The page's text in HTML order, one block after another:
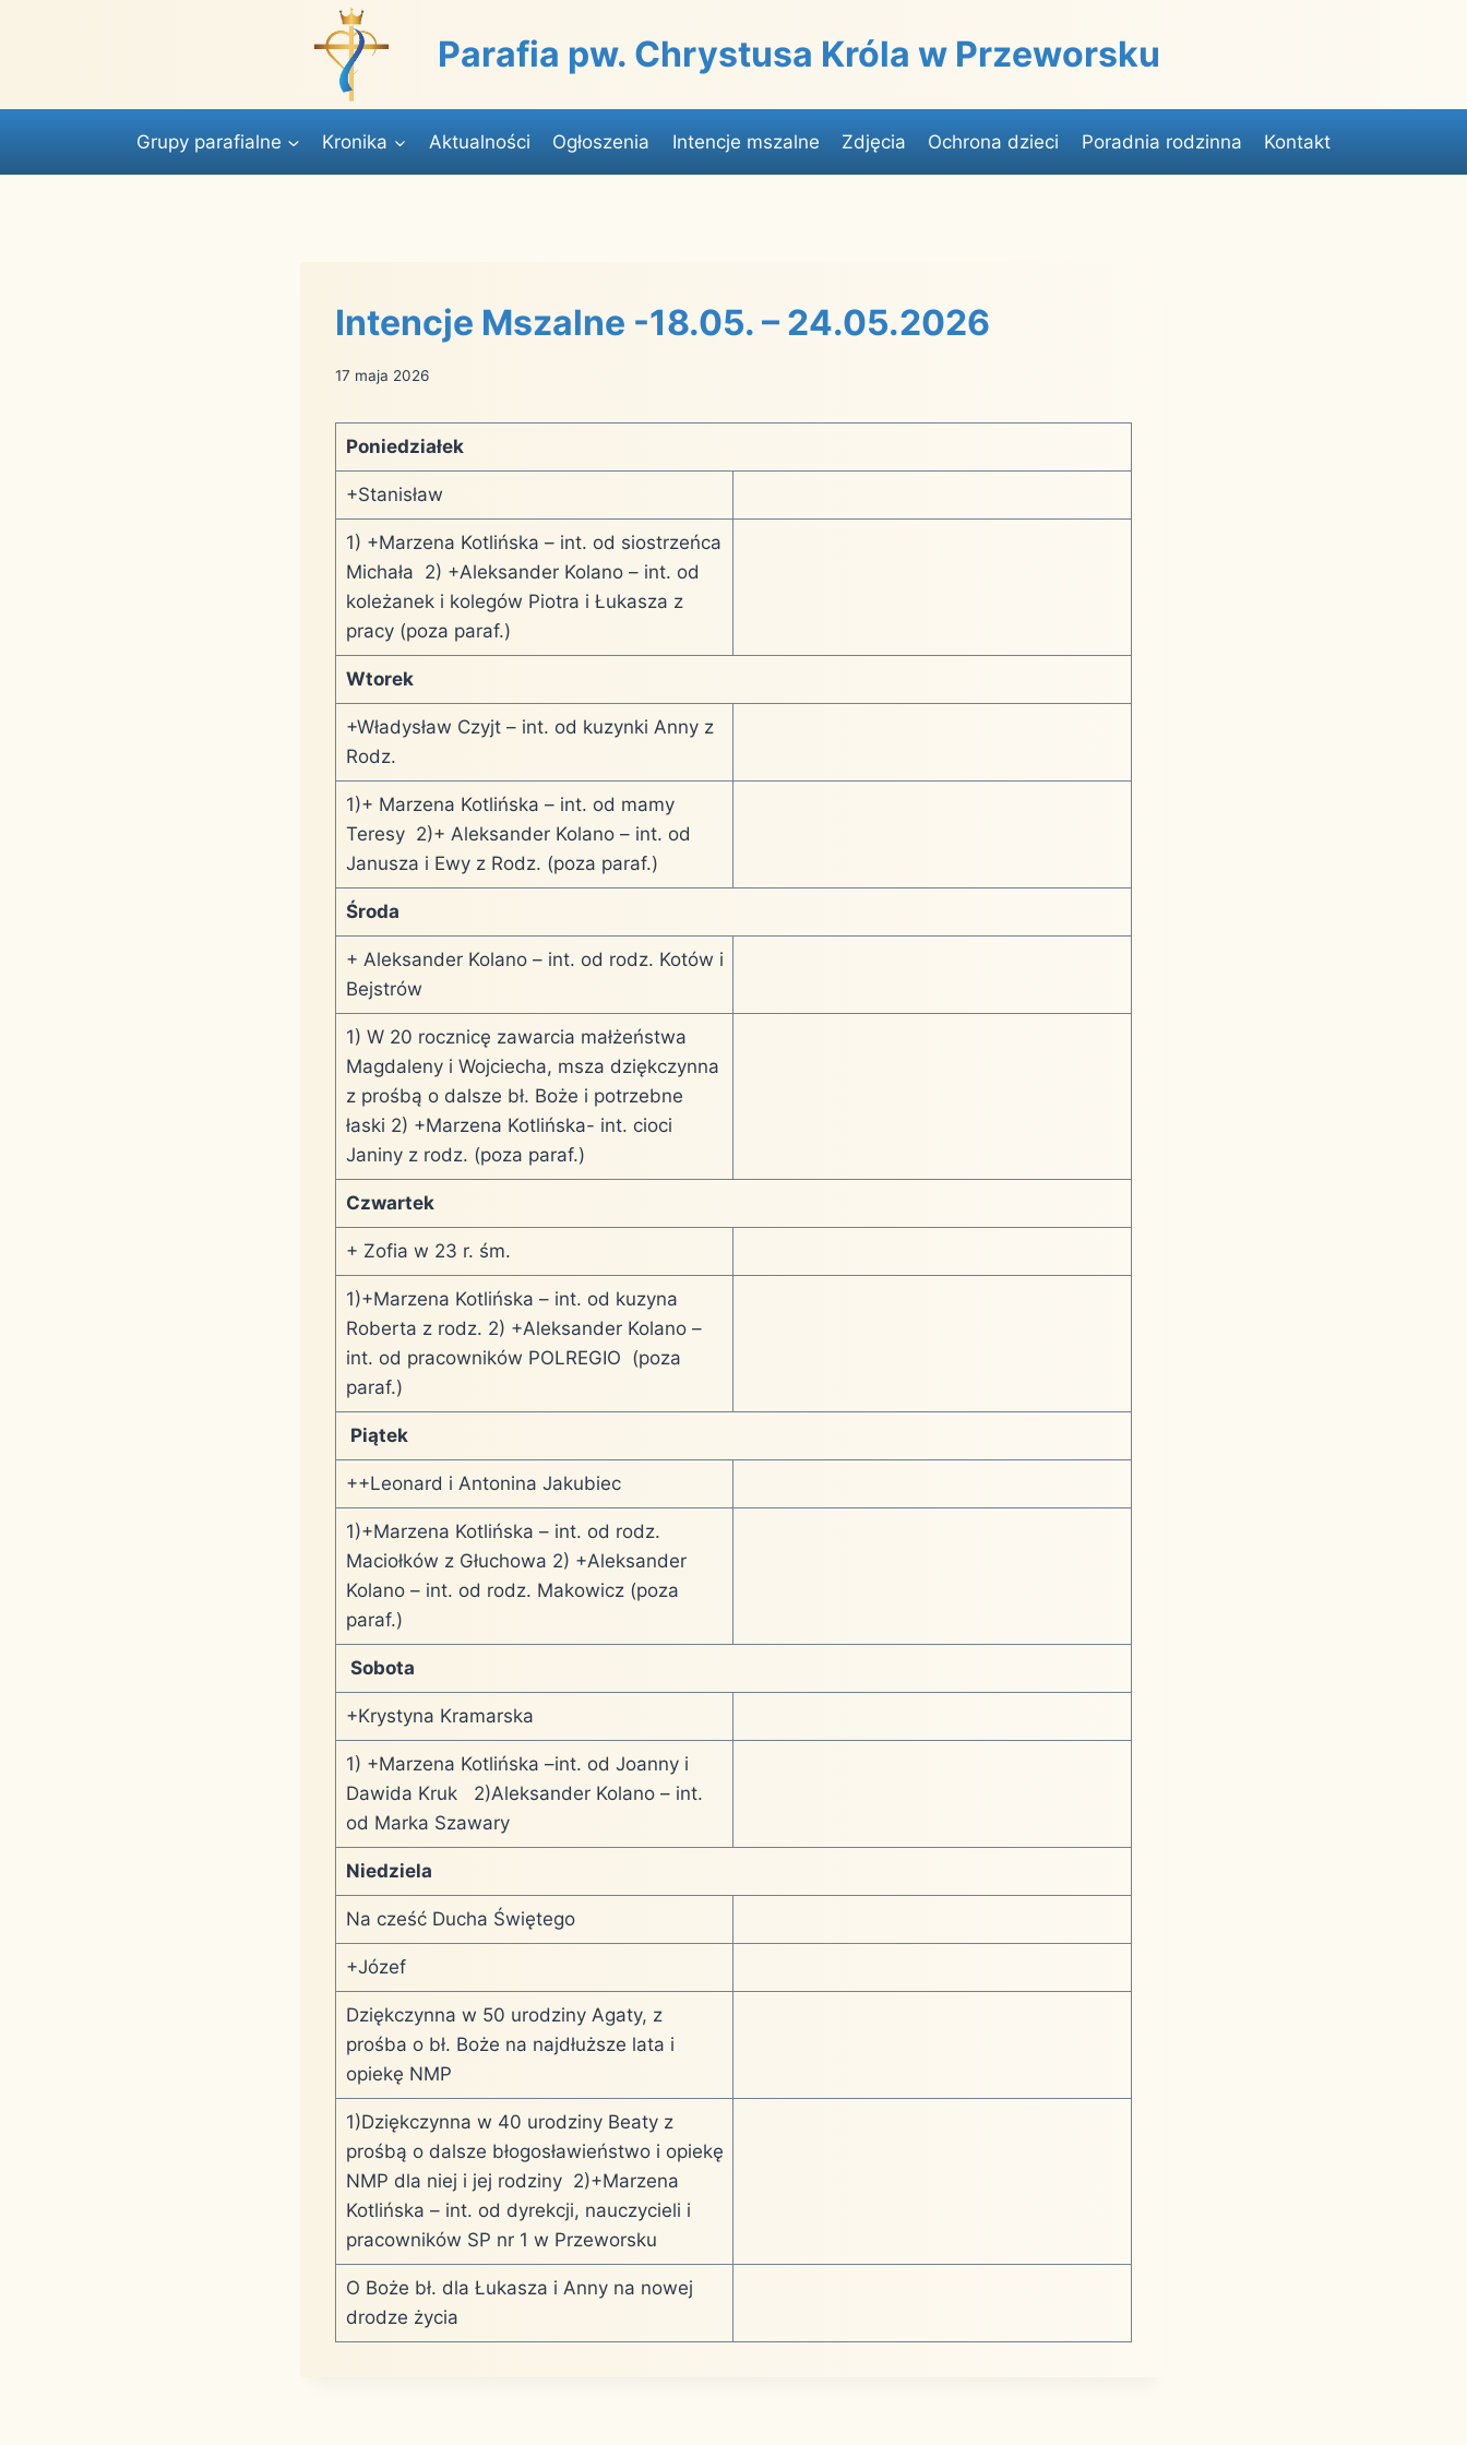
Parafia pw. Chrystusa Króla w Przeworsku
Grupy parafialne Kronika Aktualności Ogłoszenia Intencje mszalne Zdjęcia Ochrona dzieci Poradnia rodzinna Kontakt
Intencje Mszalne -18.05. – 24.05.2026
17 maja 2026
Poniedziałek
+Stanisław
1) +Marzena Kotlińska – int. od siostrzeńca
Michała 2) +Aleksander Kolano – int. od
koleżanek i kolegów Piotra i Łukasza z
pracy (poza paraf.)
Wtorek
+Władysław Czyjt – int. od kuzynki Anny z
Rodz.
1)+ Marzena Kotlińska – int. od mamy
Teresy 2)+ Aleksander Kolano – int. od
Janusza i Ewy z Rodz. (poza paraf.)
Środa
+ Aleksander Kolano – int. od rodz. Kotów i
Bejstrów
1) W 20 rocznicę zawarcia małżeństwa
Magdaleny i Wojciecha, msza dziękczynna
z prośbą o dalsze bł. Boże i potrzebne
łaski 2) +Marzena Kotlińska- int. cioci
Janiny z rodz. (poza paraf.)
Czwartek
+ Zofia w 23 r. śm.
1)+Marzena Kotlińska – int. od kuzyna
Roberta z rodz. 2) +Aleksander Kolano –
int. od pracowników POLREGIO (poza
paraf.)
Piątek
++Leonard i Antonina Jakubiec
1)+Marzena Kotlińska – int. od rodz.
Maciołków z Głuchowa 2) +Aleksander
Kolano – int. od rodz. Makowicz (poza
paraf.)
Sobota
+Krystyna Kramarska
1) +Marzena Kotlińska –int. od Joanny i
Dawida Kruk 2)Aleksander Kolano – int.
od Marka Szawary
Niedziela
Na cześć Ducha Świętego
+Józef
Dziękczynna w 50 urodziny Agaty, z
prośba o bł. Boże na najdłuższe lata i
opiekę NMP
1)Dziękczynna w 40 urodziny Beaty z
prośbą o dalsze błogosławieństwo i opiekę
NMP dla niej i jej rodziny 2)+Marzena
Kotlińska – int. od dyrekcji, nauczycieli i
pracowników SP nr 1 w Przeworsku
O Boże bł. dla Łukasza i Anny na nowej
drodze życia